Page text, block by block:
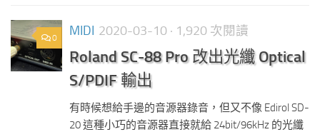
0 MIDI 2020-03-10 · 1,920 次閱讀
Roland SC-88 Pro 改出光纖 Optical
S/PDIF 輸出
有時候想給手邊的音源器錄音，但又不像 Edirol SD-
20 這種小巧的音源器直接就給 24bit/96kHz 的光纖